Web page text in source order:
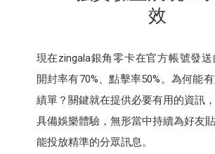
效
現在zingala銀角零卡在官方帳號發
開封率有70%、點擊率50%。為何能
績單？關鍵就在提供必要有用的資訊
具備娛樂體驗，無形當中持續為好友
能投放精準的分眾訊息。